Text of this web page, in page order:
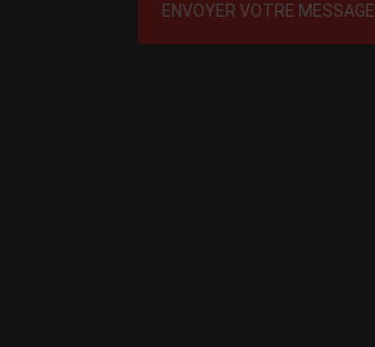
ENVOYER VOTRE MESSAGE